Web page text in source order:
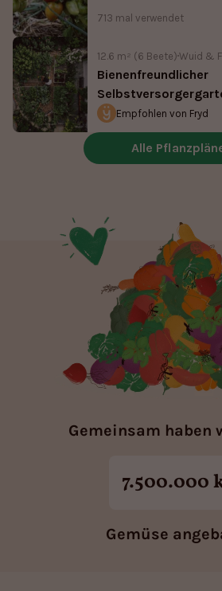
Gemeinsam haben
7.500.000
Gemüse